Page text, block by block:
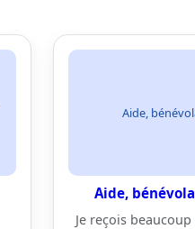
Aide,
Aide,
Je reçois